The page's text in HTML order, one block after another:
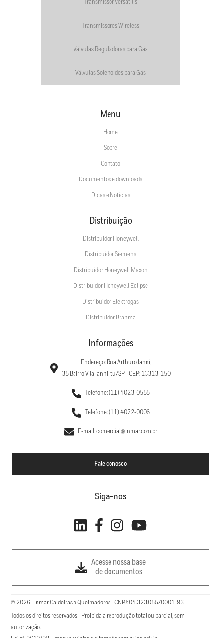
Transmissor Versatilis
Transmissores Wireless
Válvulas Reguladoras para Gás
Válvulas Solenoides para Gás
Menu
Home
Sobre
Contato
Documentos e downloads
Dicas e Notícias
Distribuição
Distribuidor Honeywell
Distribuidor Siemens
Distribuidor Honeywell Maxon
Distribuidor Honeywell Eclipse
Distribuidor Elektrogas
Distribuidor Brahma
Informações
Endereço: Rua Arthuro Ianni,
35 Bairro Vila Ianni Itu/SP - CEP: 13313-150
Telefone: (11) 4023-0555
Telefone: (11) 4022-0006
E-mail: comercial@inmar.com.br
Fale conosco
Siga-nos
Acesse nossa base
de documentos
© 2026 - Inmar Caldeiras e Queimadores - CNPJ: 04.323.055/0001-93.
Todos os direitos reservados - Proibida a reprodução total ou parcial, sem
autorização.